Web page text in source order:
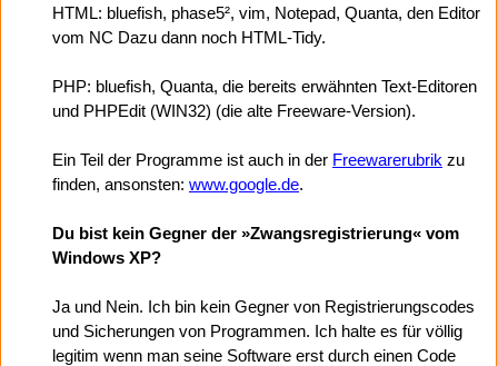
HTML: bluefish, phase5², vim, Notepad, Quanta, den Editor
vom NC Dazu dann noch HTML-Tidy.
PHP: bluefish, Quanta, die bereits erwähnten Text-Editoren
und PHPEdit (WIN32) (die alte Freeware-Version).
Ein Teil der Programme ist auch in der Freewarerubrik zu
finden, ansonsten: www.google.de.
Du bist kein Gegner der »Zwangsregistrierung« vom
Windows XP?
Ja und Nein. Ich bin kein Gegner von Registrierungscodes
und Sicherungen von Programmen. Ich halte es für völlig
legitim wenn man seine Software erst durch einen Code